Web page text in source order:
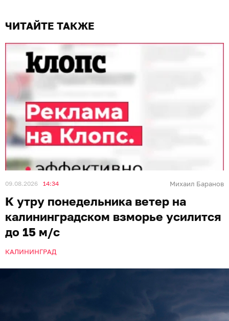
ЧИТАЙТЕ ТАКЖЕ
09.08.2026 14:34 Михаил Баранов
К утру понедельника ветер на
калининградском взморье усилится
до 15 м/с
КАЛИНИНГРАД